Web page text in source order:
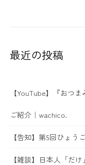
最近の投稿
【YouTube】『おつ
ご紹介｜wachico.
【告知】第5回ひょ
【雑談】日本人「だ